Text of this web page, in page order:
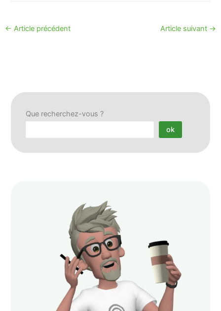
← Article précédent Article suivant →
Que recherchez-vous ?
ok